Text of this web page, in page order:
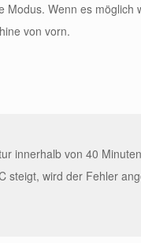
Modus. Wenn es möglich
von vorn.
innerhalb von 40
steigt, wird der Fehler